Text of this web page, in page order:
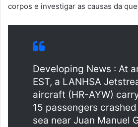
corpos e investigar as causas da
Developing News : At
EST, a LANHSA
aircraft (HR-AYW)
15 passengers
sea near Juan Manuel